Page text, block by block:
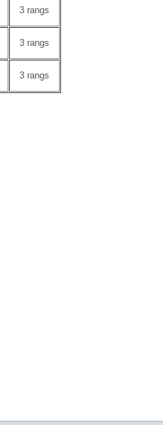
3 rangs
3 rangs
3 rangs